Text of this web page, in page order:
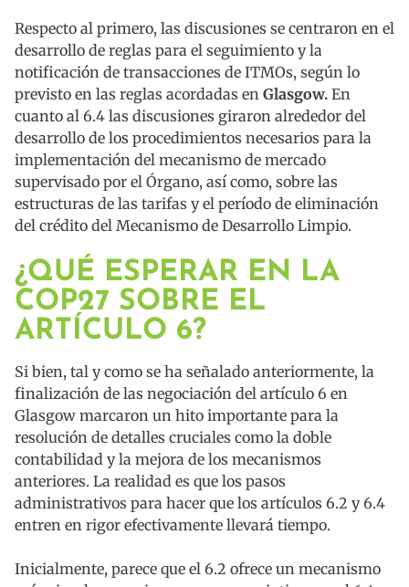
Respecto al primero, las discusiones se centraron en el
desarrollo de reglas para el seguimiento y la
notificación de transacciones de ITMOs, según lo
previsto en las reglas acordadas en Glasgow. En
cuanto al 6.4 las discusiones giraron alrededor del
desarrollo de los procedimientos necesarios para la
implementación del mecanismo de mercado
supervisado por el Órgano, así como, sobre las
estructuras de las tarifas y el período de eliminación
del crédito del Mecanismo de Desarrollo Limpio.
¿QUÉ ESPERAR EN LA
COP27 SOBRE EL
ARTÍCULO 6?
Si bien, tal y como se ha señalado anteriormente, la
finalización de las negociación del artículo 6 en
Glasgow marcaron un hito importante para la
resolución de detalles cruciales como la doble
contabilidad y la mejora de los mecanismos
anteriores. La realidad es que los pasos
administrativos para hacer que los artículos 6.2 y 6.4
entren en rigor efectivamente llevará tiempo.
Inicialmente, parece que el 6.2 ofrece un mecanismo